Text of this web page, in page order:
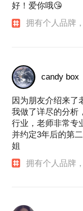
好！爱你哦😘
拥有个人品牌
candy box
因为朋友介绍来了
我做了详尽的分析
行业，老师非常专
并约定3年后的第
姐
拥有个人品牌